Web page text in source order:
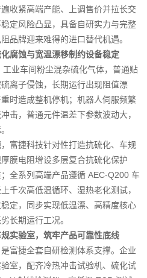
收紧高端产能、上调售价并拉长交
定风险凸显，具备自研实力与完整
品牌迎来难得的进口替代机遇。
腐蚀与宽温漂移制约设备稳定
工业车间粉尘混杂硫化气体，普通贴
离子侵蚀，长期运行出现阻值漂
时造成整机停机；机器人伺服频繁
击，普通元件温差下参数波动大，
富捷科技针对性打造抗硫化、车规
膜电阻增设多层复合抗硫化保护
全系列高端产品遵循 AEC-Q200 车
千次高低温循环、湿热老化测试，
定，同步实现低温漂、高精度核心
长期运行工况。
实验室，筑牢产品可靠性底线
富捷全套自研检测体系支撑。企业
室，配齐冷热冲击试验机、硫化试